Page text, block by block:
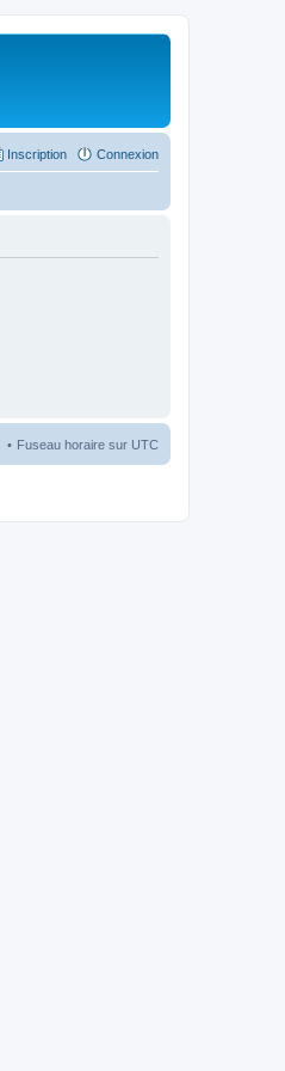
Connexion
Inscription
Fuseau horaire sur UTC